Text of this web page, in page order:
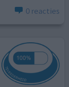
0 reacties